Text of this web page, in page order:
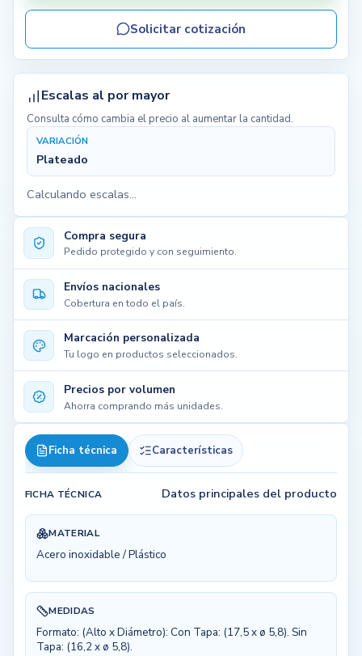
Compra segura
Pedido protegido y con seguimiento.
Envíos nacionales
Cobertura en todo el país.
Marcación personalizada
Tu logo en productos seleccionados.
Precios por volumen
Ahorra comprando más unidades.
Ficha técnica Características
FICHA TÉCNICA Datos principales del producto
MATERIAL
Acero inoxidable / Plástico
MEDIDAS
Formato: (Alto x Diámetro): Con Tapa: (17,5 x ø 5,8). Sin
Tapa: (16,2 x ø 5,8).
Solicitar cotización
Escalas al por mayor
Consulta cómo cambia el precio al aumentar la cantidad.
VARIACIÓN
Plateado
Calculando escalas...